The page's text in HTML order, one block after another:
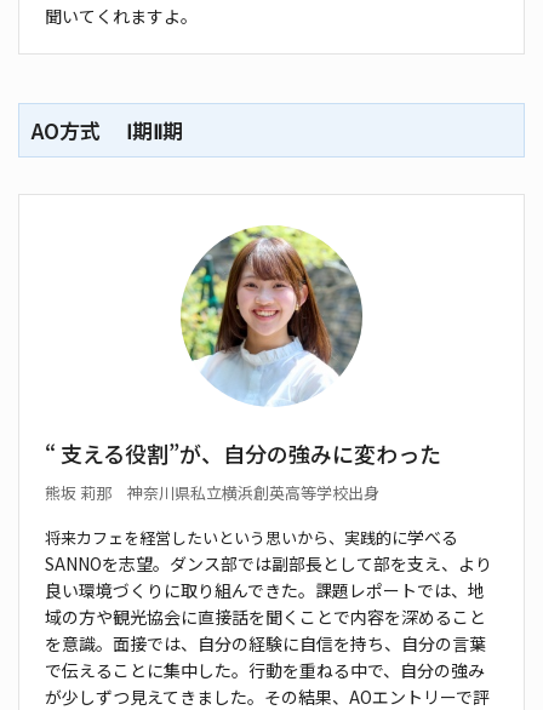
聞いてくれますよ。
AO方式 Ⅰ期Ⅱ期
“ 支える役割”が、自分の強みに変わった
熊坂 莉那 神奈川県私立横浜創英高等学校出身
将来カフェを経営したいという思いから、実践的に学べる
SANNOを志望。ダンス部では副部長として部を支え、より
良い環境づくりに取り組んできた。 課題レポートでは、地
域の方や観光協会に直接話を聞くことで内容を深めること
を意識。面接では、 自分の経験に自信を持ち、自分の言葉
で伝えるこ とに集中した。行動を重ねる中で、自分の強み
が少 しずつ見えてきました。その結果、AOエントリーで評